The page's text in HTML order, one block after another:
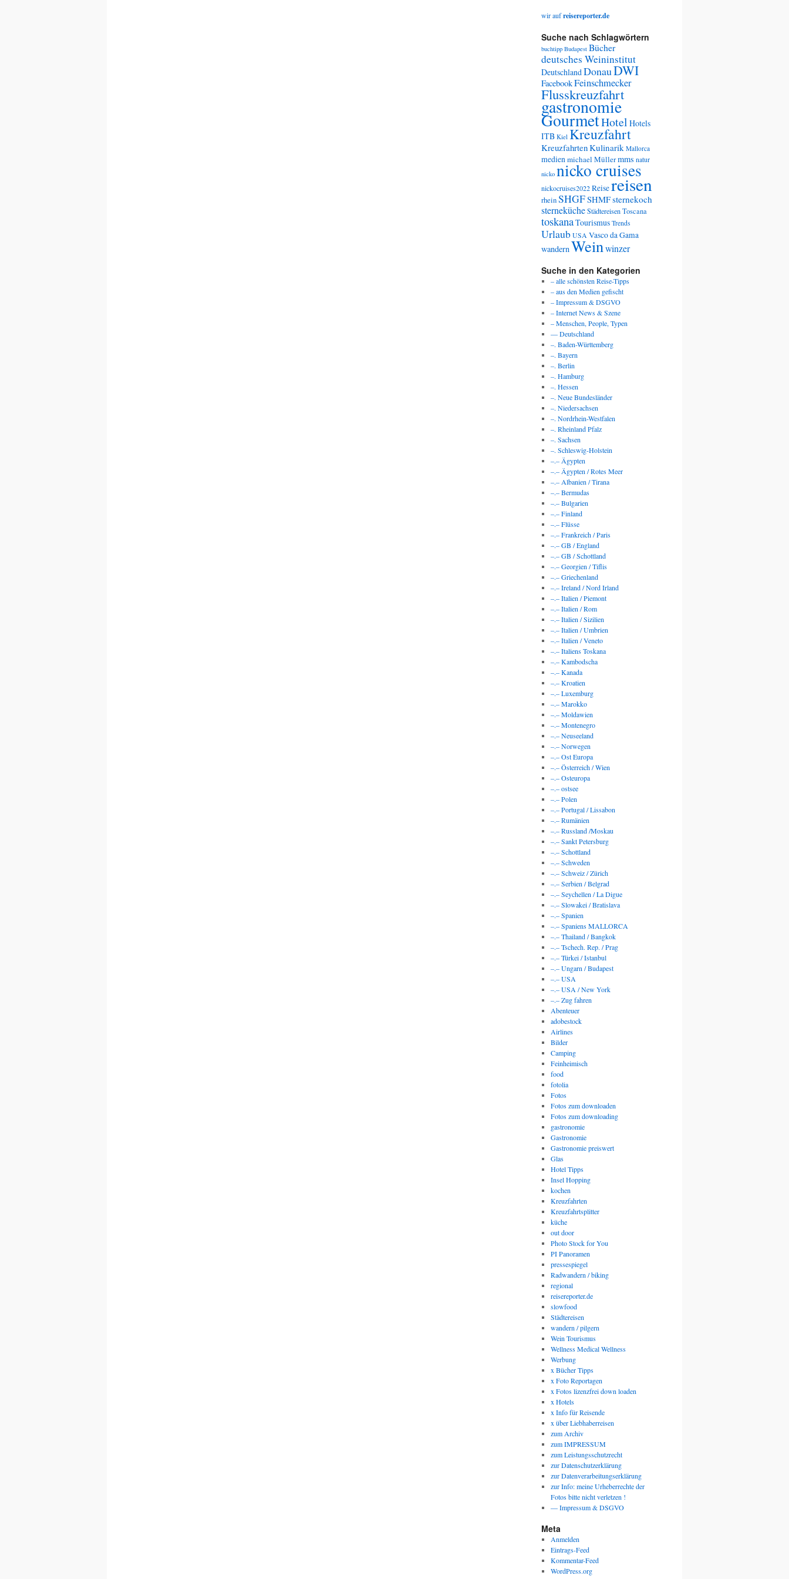
wir aufreisereporter.de
Suche nach Schlagwörtern
buchtipp Budapest Bücher
deutsches Weininstitut
DeutschlandDonauDWI
FacebookFeinschmecker
Flusskreuzfahrt
gastronomie
GourmetHotel Hotels
ITB Kiel Kreuzfahrt
KreuzfahrtenKulinarik Mallorca
medienmichael Müllermms natur
nicko nicko cruises
nickocruises2022Reisereisen
rheinSHGFSHMFsternekoch
sternekücheStädtereisenToscana
toskanaTourismus Trends
Urlaub USA Vasco da Gama
wandernWeinwinzer
Suche in den Kategorien
– alle schönsten Reise-Tipps
– aus den Medien gefischt
– Impressum & DSGVO
– Internet News & Szene
– Menschen, People, Typen
— Deutschland
–. Baden-Württemberg
–. Bayern
–. Berlin
–. Hamburg
–. Hessen
–. Neue Bundesländer
–. Niedersachsen
–. Nordrhein-Westfalen
–. Rheinland Pfalz
–. Sachsen
–. Schleswig-Holstein
–.– Ägypten
–.– Ägypten / Rotes Meer
–.– Albanien / Tirana
–.– Bermudas
–.– Bulgarien
–.– Finland
–.– Flüsse
–.– Frankreich / Paris
–.– GB / England
–.– GB / Schottland
–.– Georgien / Tiflis
–.– Griechenland
–.– Ireland / Nord Irland
–.– Italien / Piemont
–.– Italien / Rom
–.– Italien / Sizilien
–.– Italien / Umbrien
–.– Italien / Veneto
–.– Italiens Toskana
–.– Kambodscha
–.– Kanada
–.– Kroatien
–.– Luxemburg
–.– Marokko
–.– Moldawien
–.– Montenegro
–.– Neuseeland
–.– Norwegen
–.– Ost Europa
–.– Österreich / Wien
–.– Osteuropa
–.– ostsee
–.– Polen
–.– Portugal / Lissabon
–.– Rumänien
–.– Russland /Moskau
–.– Sankt Petersburg
–.– Schottland
–.– Schweden
–.– Schweiz / Zürich
–.– Serbien / Belgrad
–.– Seychellen / La Digue
–.– Slowakei / Bratislava
–.– Spanien
–.– Spaniens MALLORCA
–.– Thailand / Bangkok
–.– Tschech. Rep. / Prag
–.– Türkei / Istanbul
–.– Ungarn / Budapest
–.– USA
–.– USA / New York
–.– Zug fahren
Abenteuer
adobestock
Airlines
Bilder
Camping
Feinheimisch
food
fotolia
Fotos
Fotos zum downloaden
Fotos zum downloading
gastronomie
Gastronomie
Gastronomie preiswert
Glas
Hotel Tipps
Insel Hopping
kochen
Kreuzfahrten
Kreuzfahrtsplitter
küche
out door
Photo Stock for You
PI Panoramen
pressespiegel
Radwandern / biking
regional
reisereporter.de
slowfood
Städtereisen
wandern / pilgern
Wein Tourismus
Wellness Medical Wellness
Werbung
x Bücher Tipps
x Foto Reportagen
x Fotos lizenzfrei down loaden
x Hotels
x Info für Reisende
x über Liebhaberreisen
zum Archiv
zum IMPRESSUM
zum Leistungsschutzrecht
zur Datenschutzerklärung
zur Datenverarbeitungserklärung
zur Info: meine Urheberrechte der
Fotos bitte nicht verletzen !
— Impressum & DSGVO
Meta
Anmelden
Eintrags-Feed
Kommentar-Feed
WordPress.org